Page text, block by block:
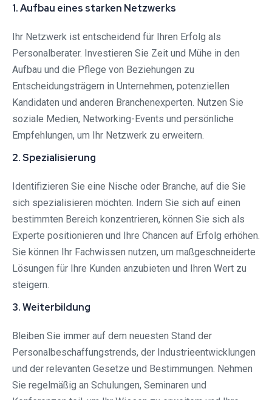
1. Aufbau eines starken Netzwerks
Ihr Netzwerk ist entscheidend für Ihren Erfolg als
Personalberater. Investieren Sie Zeit und Mühe in den
Aufbau und die Pflege von Beziehungen zu
Entscheidungsträgern in Unternehmen, potenziellen
Kandidaten und anderen Branchenexperten. Nutzen Sie
soziale Medien, Networking-Events und persönliche
Empfehlungen, um Ihr Netzwerk zu erweitern.
2. Spezialisierung
Identifizieren Sie eine Nische oder Branche, auf die Sie
sich spezialisieren möchten. Indem Sie sich auf einen
bestimmten Bereich konzentrieren, können Sie sich als
Experte positionieren und Ihre Chancen auf Erfolg erhöhen.
Sie können Ihr Fachwissen nutzen, um maßgeschneiderte
Lösungen für Ihre Kunden anzubieten und Ihren Wert zu
steigern.
3. Weiterbildung
Bleiben Sie immer auf dem neuesten Stand der
Personalbeschaffungstrends, der Industrieentwicklungen
und der relevanten Gesetze und Bestimmungen. Nehmen
Sie regelmäßig an Schulungen, Seminaren und